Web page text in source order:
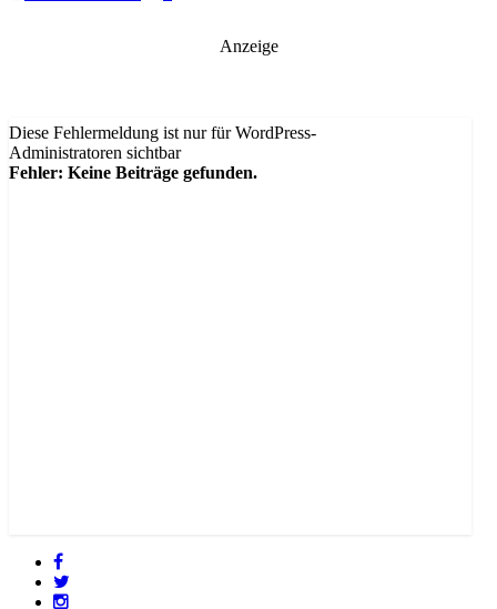
Anzeige
Diese Fehlermeldung ist nur für WordPress-
Administratoren sichtbar
Fehler: Keine Beiträge gefunden.